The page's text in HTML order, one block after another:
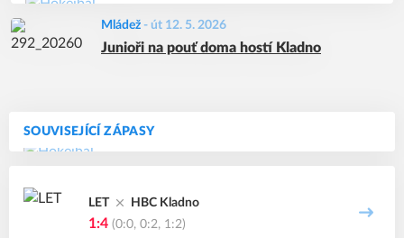
SOUVISEJÍCÍ ZÁPASY
LET HBC Kladno
1:4 (0:0, 0:2, 1:2)
Mládež - út 12. 5. 2026
Junioři na pouť doma hostí Kladno